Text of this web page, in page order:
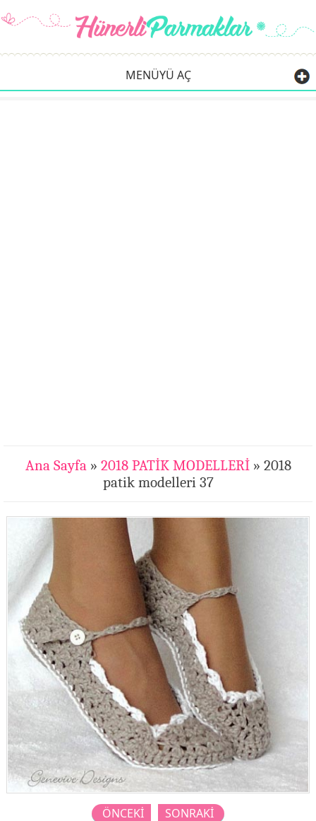
MENÜYÜ AÇ
Ana Sayfa» 2018 PATİK MODELLERİ» 2018
patik modelleri 37
ÖNCEKİ
SONRAKİ